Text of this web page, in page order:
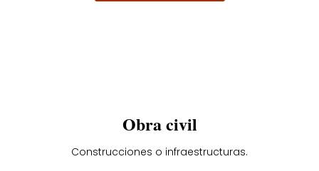
Obra civil
Construcciones o infraestructuras.